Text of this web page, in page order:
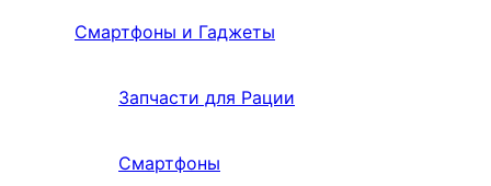
Смартфоны и Гаджеты
Запчасти для Рации
Смартфоны